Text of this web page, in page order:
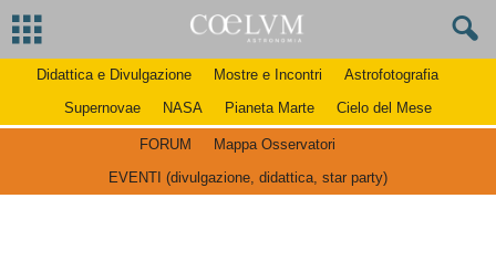
Didattica e Divulgazione Mostre e Incontri
Astrofotografia
Supernovae
NASA Pianeta Marte Cielo del Mese
FORUM
Mappa Osservatori
EVENTI (divulgazione, didattica, star party)